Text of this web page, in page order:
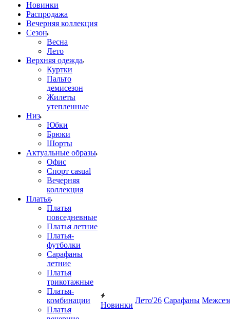
Новинки
Распродажа
Вечерняя коллекция
Сезон
Весна
Лето
Верхняя одежда
Куртки
Пальто
демисезон
Жилеты
утепленные
Низ
Юбки
Брюки
Шорты
Актуальные образы
Офис
Спорт casual
Вечерняя
коллекция
Платья
Платья
повседневные
Платья летние
Платья-
футболки
Сарафаны
летние
Платья
трикотажные
Платья-
комбинации
Платья
Новинки
Лето'26 Сарафаны